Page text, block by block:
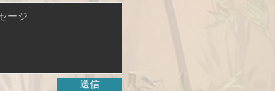
送信